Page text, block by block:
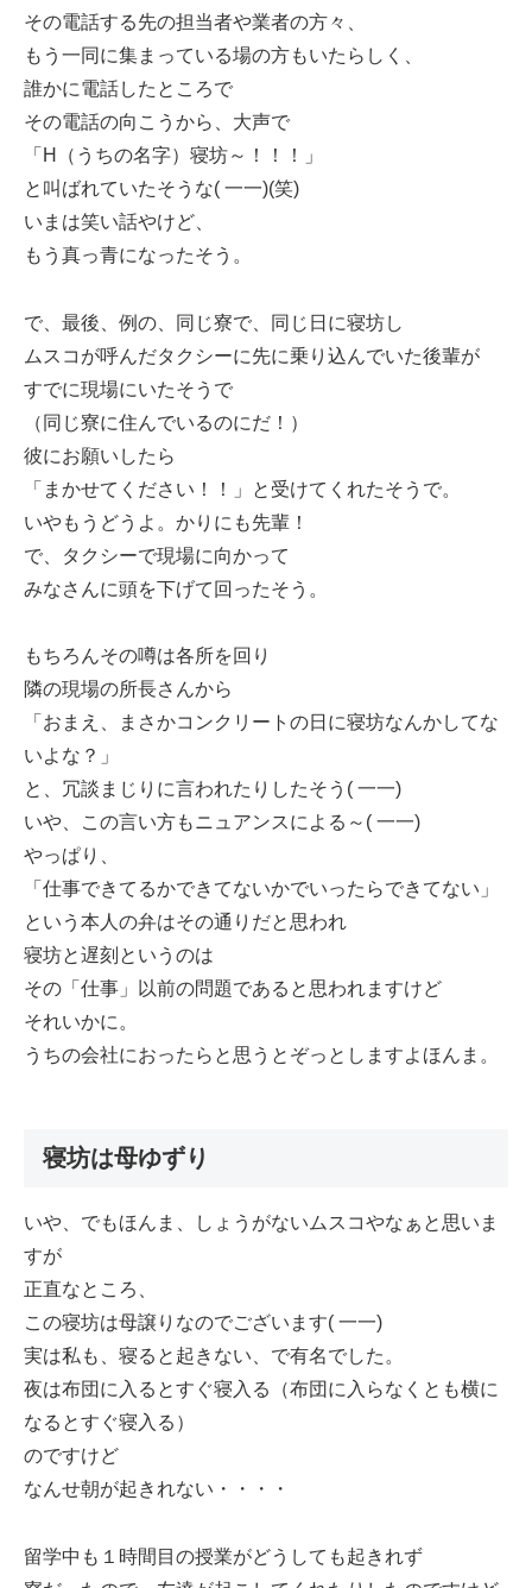
その電話する先の担当者や業者の方々、
もう一同に集まっている場の方もいたらしく、
誰かに電話したところで
その電話の向こうから、大声で
「H（うちの名字）寝坊～！！！」
と叫ばれていたそうな( 一一)(笑)
いまは笑い話やけど、
もう真っ青になったそう。
で、最後、例の、同じ寮で、同じ日に寝坊し
ムスコが呼んだタクシーに先に乗り込んでいた後輩が
すでに現場にいたそうで
（同じ寮に住んでいるのにだ！）
彼にお願いしたら
「まかせてください！！」と受けてくれたそうで。
いやもうどうよ。かりにも先輩！
で、タクシーで現場に向かって
みなさんに頭を下げて回ったそう。
もちろんその噂は各所を回り
隣の現場の所長さんから
「おまえ、まさかコンクリートの日に寝坊なんかしてな
いよな？」
と、冗談まじりに言われたりしたそう( 一一)
いや、この言い方もニュアンスによる～( 一一)
やっぱり、
「仕事できてるかできてないかでいったらできてない」
という本人の弁はその通りだと思われ
寝坊と遅刻というのは
その「仕事」以前の問題であると思われますけど
それいかに。
うちの会社におったらと思うとぞっとしますよほんま。
寝坊は母ゆずり
いや、でもほんま、しょうがないムスコやなぁと思いま
すが
正直なところ、
この寝坊は母譲りなのでございます( 一一)
実は私も、寝ると起きない、で有名でした。
夜は布団に入るとすぐ寝入る（布団に入らなくとも横に
なるとすぐ寝入る）
のですけど
なんせ朝が起きれない・・・・
留学中も１時間目の授業がどうしても起きれず